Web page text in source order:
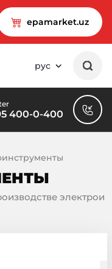
epamarket.uz
рус
400-0-400
электрои